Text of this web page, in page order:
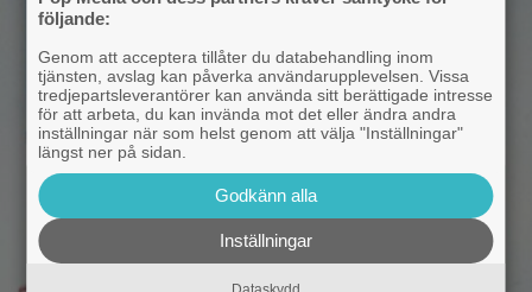
följande:
Genom att acceptera tillåter du databehandling inom
tjänsten, avslag kan påverka användarupplevelsen. Vissa
tredjepartsleverantörer kan använda sitt berättigade intresse
för att arbeta, du kan invända mot det eller ändra andra
inställningar när som helst genom att välja "Inställningar"
längst ner på sidan.
Godkänn alla
Inställningar